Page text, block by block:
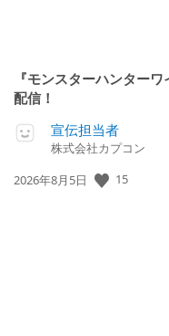
『モンスターハンター
配信！
宣伝担当者
株式会社カプコン
公
2026年8月5日 15